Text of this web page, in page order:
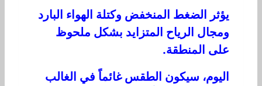
يؤثر الضغط المنخفض وكتلة الهواء البارد
ومجال الرياح المتزايد بشكل ملحوظ
على المنطقة.
اليوم، سيكون الطقس غائماً في الغالب